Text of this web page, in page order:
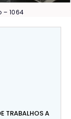
1064
TRABALHOS A